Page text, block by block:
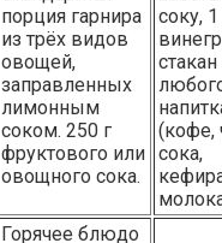
порция гарнира
из трёх видов
овощей,
заправленных
лимонным
соком. 250 г
фруктового или
овощного сока.
соку,
стакан
(кофе,
сока,
Горячее блюдо